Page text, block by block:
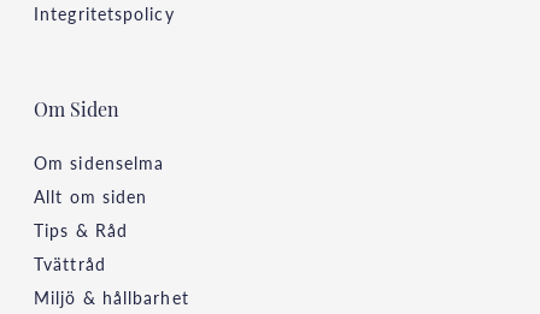
Integritetspolicy
Om Siden
Om sidenselma
Allt om siden
Tips & Råd
Tvättråd
Miljö & hållbarhet